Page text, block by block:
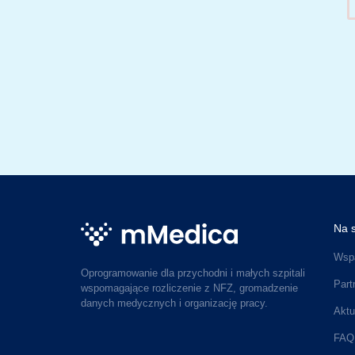
Oprogramowanie dla przychodni i małych szpitali
wspomagające rozliczenie z NFZ, gromadzenie
danych medycznych i organizację pracy.
Na
FAQ